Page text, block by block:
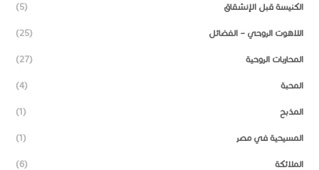
الكنيسة قبل الإنشقاق (5)
اللاهوت الروحي – الفضائل (25)
المحاربات الروحية (27)
المحبة (4)
المذبح (1)
المسيحية في مصر (1)
الملائكة (6)